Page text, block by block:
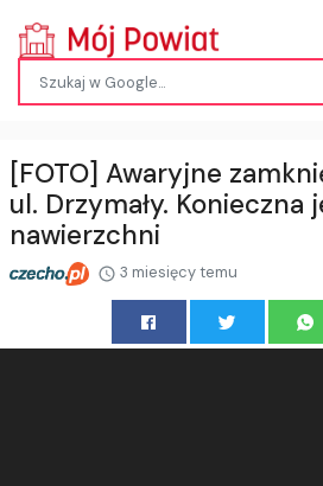
[FOTO] Awaryjne
ul. Drzymały. Konieczna
nawierzchni
3 miesięcy temu